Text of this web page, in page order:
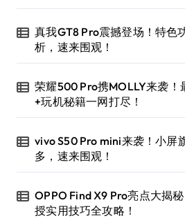
真我GT8 Pro震撼登场！特色
析，速来围观！
荣耀500 Pro携MOLLY来袭！
+玩机秘籍一网打尽！
vivo S50 Pro mini来袭！小屏
多，速来围观！
OPPO Find X9 Pro亮点大揭
授实用技巧全攻略！